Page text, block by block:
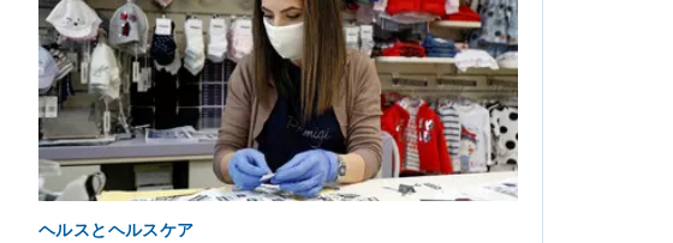
ヘルスとヘルスケア